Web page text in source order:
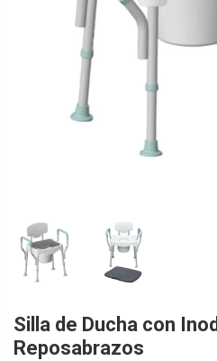
Silla de Ducha con
Reposabrazos